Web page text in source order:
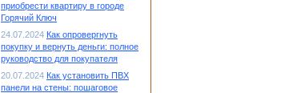
приобрести квартиру в городе
Горячий Ключ
24.07.2024 Как опровергнуть
покупку и вернуть деньги: полное
руководство для покупателя
20.07.2024 Как установить ПВХ
панели на стены: пошаговое